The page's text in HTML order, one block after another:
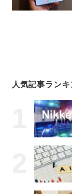
人気記事ラン